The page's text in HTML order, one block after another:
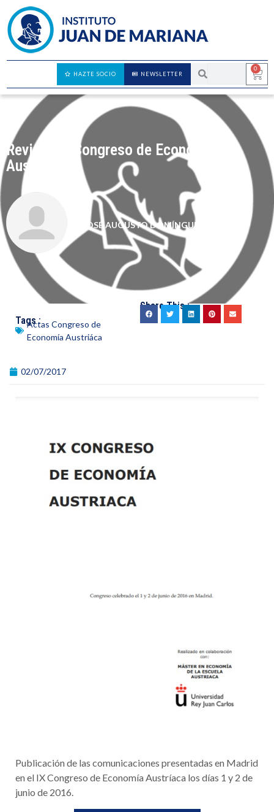
0
NEWSLETTER
HAZTE SOCIO
Revista IX Congreso de Economía
Austríaca
JOSÉ AUGUSTO DOMÍNGUEZ
Tags :Actas Congreso de
Economía Austriáca
Share This :
02/07/2017
Publicación de las comunicaciones presentadas en Madrid
en el IX Congreso de Economía Austríaca los días 1 y 2 de
junio de 2016.